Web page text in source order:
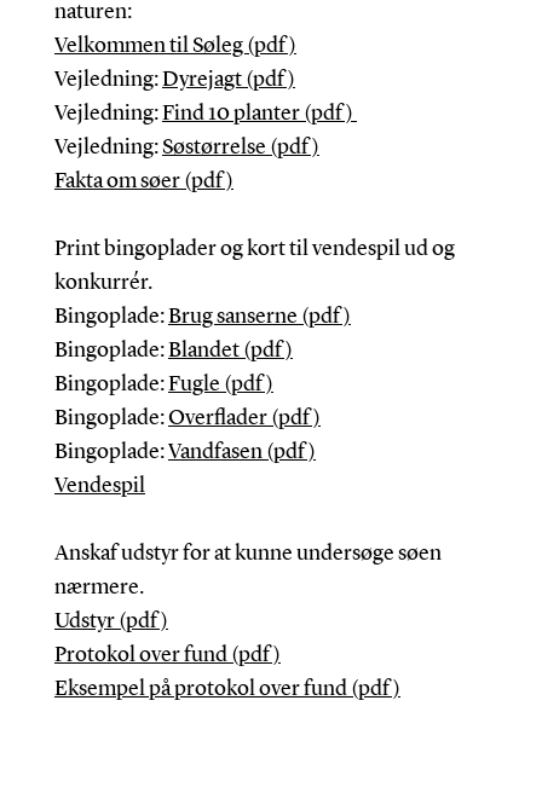
naturen:
Velkommen til Søleg (pdf)
Vejledning:Dyrejagt (pdf)
Vejledning:Find 10 planter (pdf)
Vejledning:Søstørrelse (pdf)
Fakta om søer (pdf)
Print bingoplader og kort til vendespil ud og
konkurrér.
Bingoplade:Brug sanserne (pdf)
Bingoplade:Blandet (pdf)
Bingoplade:Fugle (pdf)
Bingoplade:Overflader (pdf)
Bingoplade: Vandfasen (pdf)
Vendespil
Anskaf udstyr for at kunne undersøge søen
nærmere.
Udstyr (pdf)
Protokol over fund (pdf)
Eksempel på protokol over fund (pdf)